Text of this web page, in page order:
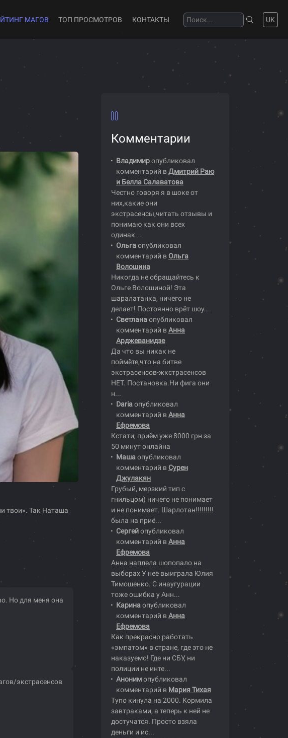
МАГОВ ТОП ПРОСМОТРОВ КОНТАКТЫ UK
твои». Так Наташа
Но для меня она
экстрасенсов
Комментарии
Владимиропубликовал
комментарий в Дмитрий Раю
и Белла Салаватова
Честно говоря я в шоке от
них,какие они
экстрасенсы,читать отзывы и
понимаю как они всех
одинак...
Ольгаопубликовал
комментарий в Ольга
Волошина
Никогда не обращайтесь к
Ольге Волошиной! Эта
шаралатанка, ничего не
делает! Постоянно врёт шоу...
Светланаопубликовал
комментарий в Анна
Арджеванидзе
Да что вы никак не
поймёте,что на битве
экстрасенсов-жкстрасенсов
НЕТ. Постановка.Ни фига они
н...
Dariaопубликовал
комментарий в Анна
Ефремова
Кстати, приём уже 8000 грн за
50 минут онлайна
Машаопубликовал
комментарий в Сурен
Джулакян
Грубый, мерзкий тип с
гнильцом) ничего не понимает
и не понимает. Шарлотан!!!!!!!!!
была на приё...
Сергейопубликовал
комментарий в Анна
Ефремова
Анна наплела шопопало на
выборах У неё выиграла Юлия
Тимошенко. С инаугурации
тоже ошибка у Анн...
Каринаопубликовал
комментарий в Анна
Ефремова
Как прекрасно работать
«эмпатом» в стране, где это не
наказуемо! Где ни СБУ, ни
полиции не инте...
Анонимопубликовал
комментарий в Мария Тихая
Тупо кинула на 2000. Кормила
завтраками, а теперь к ней не
достучатся. Просто взяла
деньги и ис...